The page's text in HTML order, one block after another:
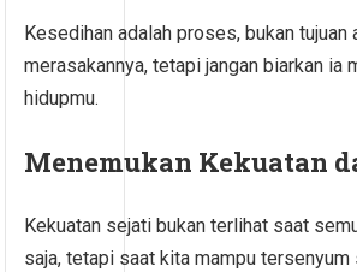
Kesedihan adalah proses, bukan tujuan
merasakannya, tetapi jangan biarkan ia
hidupmu.
Menemukan Kekuatan
Kekuatan sejati bukan terlihat saat
saja, tetapi saat kita mampu tersenyum